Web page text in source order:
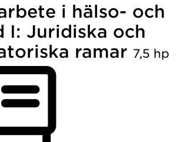
i hälso- och
I: Juridiska och
ramar 7,5 hp